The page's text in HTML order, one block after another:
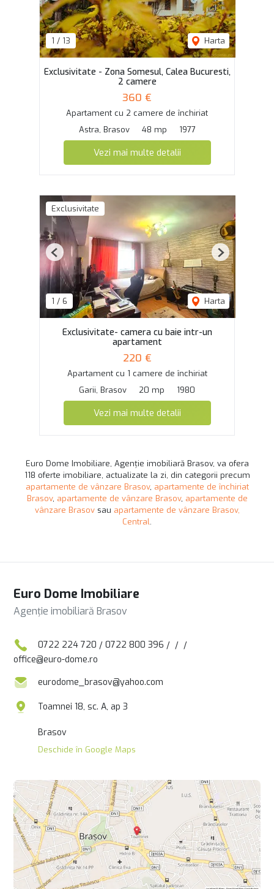
1 / 13 Harta
Exclusivitate - Zona Somesul, Calea Bucuresti,
2 camere
360 €
Apartament cu 2 camere de închiriat
Astra, Brasov
48 mp 1977
Vezi mai multe detalii
Exclusivitate
1 / 6 Harta
Previous Next
Exclusivitate- camera cu baie intr-un
apartament
220 €
Apartament cu 1 camere de închiriat
Garii, Brasov
20 mp 1980
Vezi mai multe detalii
Euro Dome Imobiliare, Agenție imobiliară Brasov, va ofera
118 oferte imobiliare, actualizate la zi, din categorii precum
apartamente de vânzare Brasov, apartamente de închiriat
Brasov, apartamente de vânzare Brasov, apartamente de
vânzare Brasovsau apartamente de vânzare Brasov,
Central.
Euro Dome Imobiliare
Agenție imobiliară Brasov
0722 224 720 / 0722 800 396 / / /
office@euro-dome.ro
eurodome_brasov@yahoo.com
Toamnei 18, sc. A, ap 3
Brasov
Deschide în Google Maps